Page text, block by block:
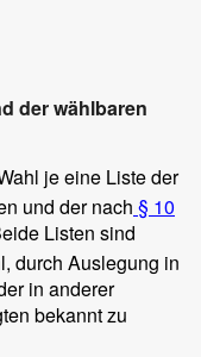
der wählbaren
je eine Liste der
und der nach § 10
Listen sind
durch Auslegung in
in anderer
bekannt zu